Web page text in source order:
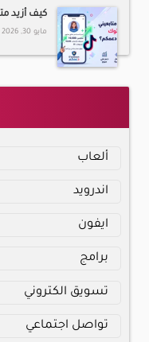
كيف أزيد
مايو 30, 2026
ألعاب
اندرويد
ايفون
برامج
تسويق الكتروني
تواصل اجتماعي